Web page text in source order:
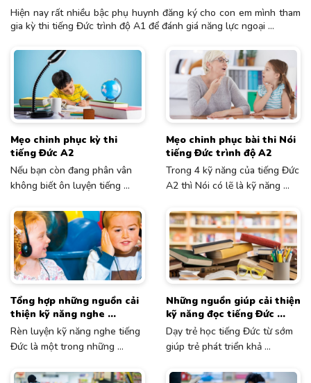
Hiện nay rất nhiều bậc phụ huynh đăng ký cho con em mình tham
gia kỳ thi tiếng Đức trình độ A1 để đánh giá năng lực ngoại ...
Mẹo chinh phục kỳ thi
tiếng Đức A2
Nếu bạn còn đang phân vân
không biết ôn luyện tiếng ...
Mẹo chinh phục bài thi Nói
tiếng Đức trình độ A2
Trong 4 kỹ năng của tiếng Đức
A2 thì Nói có lẽ là kỹ năng ...
Tổng hợp những nguồn cải
thiện kỹ năng nghe ...
Rèn luyện kỹ năng nghe tiếng
Đức là một trong những ...
Những nguồn giúp cải thiện
kỹ năng đọc tiếng Đức ...
Dạy trẻ học tiếng Đức từ sớm
giúp trẻ phát triển khả ...